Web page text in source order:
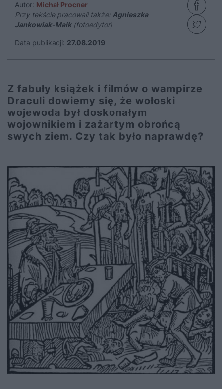
Autor: Michał Procner
Przy tekście pracowali także: Agnieszka
Jankowiak-Maik(fotoedytor)
Data publikacji: 27.08.2019
Z fabuły książek i filmów o wampirze
Draculi dowiemy się, że wołoski
wojewoda był doskonałym
wojownikiem i zażartym obrońcą
swych ziem. Czy tak było naprawdę?